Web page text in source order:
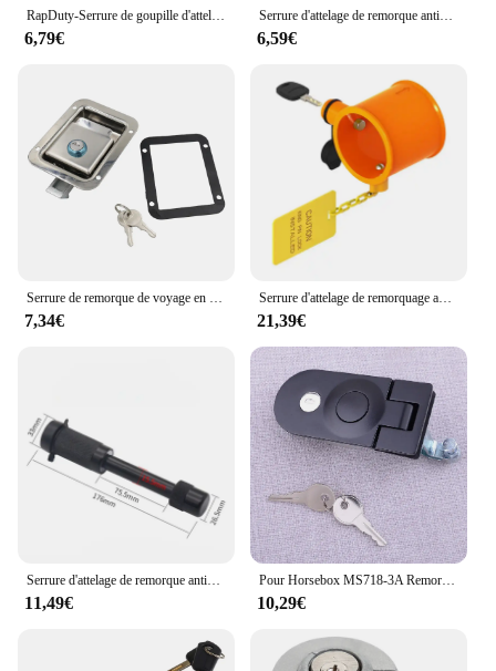
RapDuty-Serrure de goupille d'attelage de remorque noire, diamètre de goupille de 5/8 pouces, convient au récepteur de 2 pouces, dépanneuse, bateau, 5/8 po
6,79€
Serrure d'attelage de remorque antivol, couremplaçant de remorques, connecteur de crochet de cadenas, serrures de langue, protecteur de sécurité d'attelage, alliage de zinc, 1/4 pouces
6,59€
Serrure de remorque de voyage en acier inoxydable, loquet de porte de camping-car, loquet de poignée à montage encastré rapide pour boîte à outils
7,34€
Serrure d'attelage de remorquage avec étiquette en iode, verrou de roue de remorque antivol, haute résistance
21,39€
11,49€
Pour Horsebox MS718-3A Remorques Casier Portes Bateau Remplacement Serrures Pièces Watches Fit MS609 Compression Loquet Levier Serrure Avec 2 prédire
10,29€